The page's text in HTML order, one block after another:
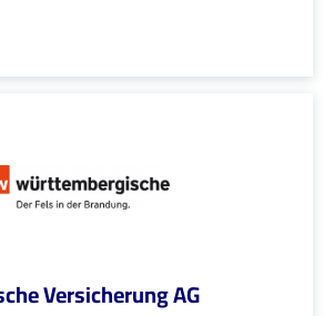
Versicherung AG